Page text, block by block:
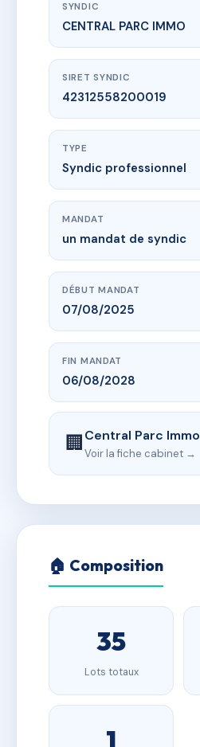
SYNDIC
CENTRAL PARC IMMO
SIRET SYNDIC
42312558200019
TYPE
Syndic professionnel
MANDAT
un mandat de syndic
DÉBUT MANDAT
07/08/2025
FIN MANDAT
06/08/2028
🏢Central Parc Immo
Voir la fiche cabinet →
🏠 Composition
35
Lots totaux
1